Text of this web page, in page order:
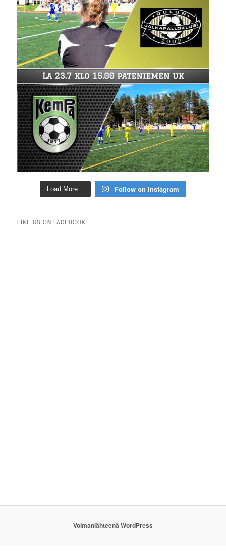
Load More... Follow on Instagram
LIKE US ON FACEBOOK
Voimanlähteenä WordPress